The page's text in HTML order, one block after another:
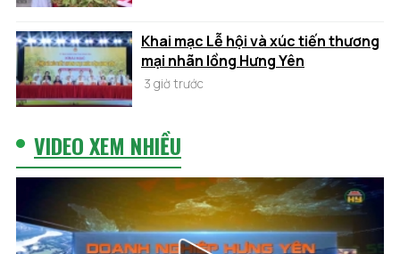
Khai mạc Lễ hội và xúc tiến thương
mại nhãn lồng Hưng Yên
3 giờ trước
VIDEO XEM NHIỀU